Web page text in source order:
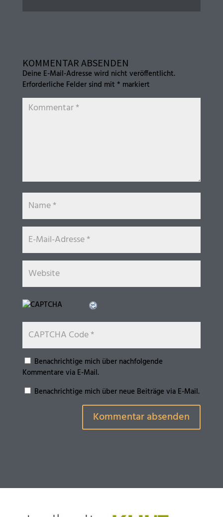
KOMMENTAR ABSENDEN
Deine E-Mail-Adresse wird nicht veröffentlicht.
Erforderliche Felder sind mit * markiert
Benachrichtige mich über nachfolgende
Kommentare via E-Mail.
Benachrichtige mich über neue Beiträge via E-Mail.